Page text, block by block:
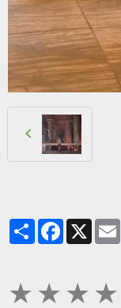
PartagerFacebook
X
★★★★